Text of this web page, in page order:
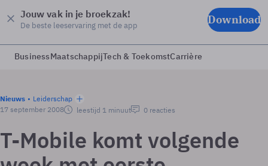
Jouw vak in je broekzak!
De beste leeservaring met de app Download
BusinessMaatschappijTech & ToekomstCarrière
Nieuws
Leiderschap
17 september 2008
leestijd 1 minuut 0 reacties
T-Mobile komt volgende